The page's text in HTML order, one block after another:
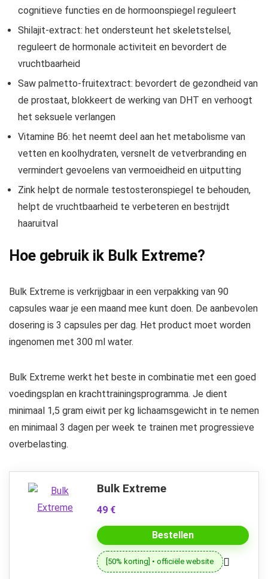
cognitieve functies en de hormoonspiegel reguleert
Shilajit-extract: het ondersteunt het skeletstelsel,
reguleert de hormonale activiteit en bevordert de
vruchtbaarheid
Saw palmetto-fruitextract: bevordert de gezondheid van
de prostaat, blokkeert de werking van DHT en verhoogt
het seksuele verlangen
Vitamine B6: het neemt deel aan het metabolisme van
vetten en koolhydraten, versnelt de vetverbranding en
vermindert gevoelens van vermoeidheid en uitputting
Zink helpt de normale testosteronspiegel te behouden,
helpt de vruchtbaarheid te verbeteren en bestrijdt
haaruitval
Hoe gebruik ik Bulk Extreme?
Bulk Extreme is verkrijgbaar in een verpakking van 90
capsules waar je een maand mee kunt doen. De aanbevolen
dosering is 3 capsules per dag. Het product moet worden
ingenomen met 300 ml water.
Bulk Extreme werkt het beste in combinatie met een goed
voedingsplan en krachttrainingsprogramma. Je dient
minimaal 1,5 gram eiwit per kg lichaamsgewicht in te nemen
en minimaal 3 dagen per week te trainen met progressieve
overbelasting.
Bulk Extreme
49 €
Bestellen
[50% korting] • officiële website